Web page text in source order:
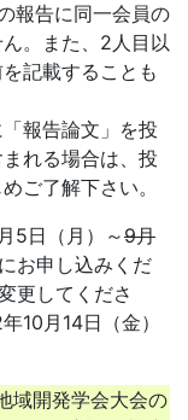
報告に同一会員の
。また、2人目以
記載することも
報告論文」を投
れる場合は、投
ご了解下さい。
5日（月）～9月
お申し込みくだ
更してくださ
10月14日（金）
域開発学会大会の